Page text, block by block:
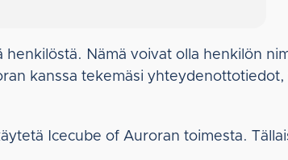
Nämä voivat olla henkilön
kanssa tekemäsi
Icecube of Auroran toimesta.